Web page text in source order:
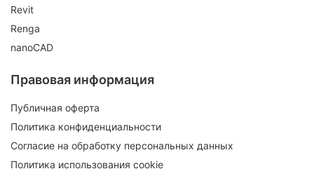
Revit
Renga
nanoCAD
Правовая информация
Публичная оферта
Политика конфиденциальности
Согласие на обработку персональных данных
Политика использования cookie